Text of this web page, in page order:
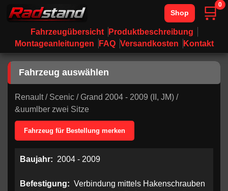
Fahrzeugübersicht
Produktbeschreibung
Montageanleitungen
FAQ Versandkosten Kontakt
Shop 🛒0
Fahrzeug auswählen
Renault/ Scenic /Grand 2004 - 2009 (II, JM) /
&uumlber zwei Sitze
Fahrzeug für Bestellung merken
Baujahr: 2004 - 2009
Befestigung: Verbindung mittels Hakenschrauben